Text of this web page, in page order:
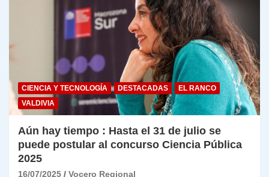
CIENCIA Y TECNOLOGÍA DESTACADAS
EL RANCO
VALDIVIA
Aún hay tiempo : Hasta el 31 de julio se
puede postular al concurso Ciencia Pública
2025
16/07/2025 Vocero Regional